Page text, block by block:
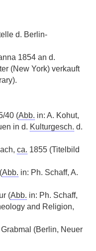
d. Berlin-
1854 an d.
(New York) verkauft
40 (Abb. in: A. Kohut,
in d. Kulturgesch. d.
ca. 1855 (Titelbild
Abb. in: Ph. Schaff, A.
(Abb. in: Ph. Schaff,
and Religion,
(Berlin, Neuer